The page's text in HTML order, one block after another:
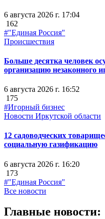
6 августа 2026 г. 17:04
162
#"Единая Россия"
Происшествия
Больше десятка человек
организацию незаконного
6 августа 2026 г. 16:52
175
#Игорный бизнес
Новости Иркутской области
12 садоводческих
социальную газификацию
6 августа 2026 г. 16:20
173
#"Единая Россия"
Все новости
Главные новости: